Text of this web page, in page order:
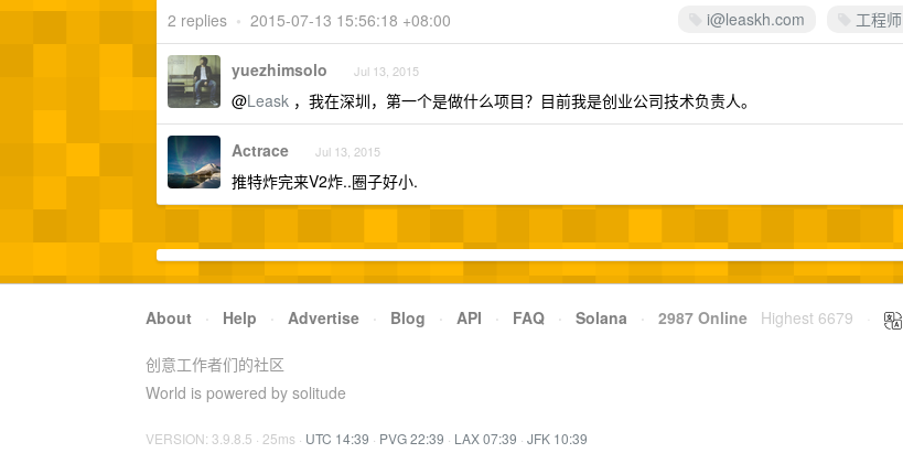
i@leaskh.com 工程师
2 replies • 2015-07-13 15:56:18 +08:00
yuezhimsolo Jul 13, 2015
@Leask ，我在深圳，第一个是做什么项目？目前我是创业公司技术负责人。
Actrace Jul 13, 2015
推特炸完来V2炸..圈子好小.
About · Help · Advertise · Blog · API · FAQ · Solana · 2987 Online Highest 6679
创意工作者们的社区
World is powered by solitude
VERSION: 3.9.8.5 · 25ms · UTC 14:39 · PVG 22:39 · LAX 07:39 · JFK 10:39